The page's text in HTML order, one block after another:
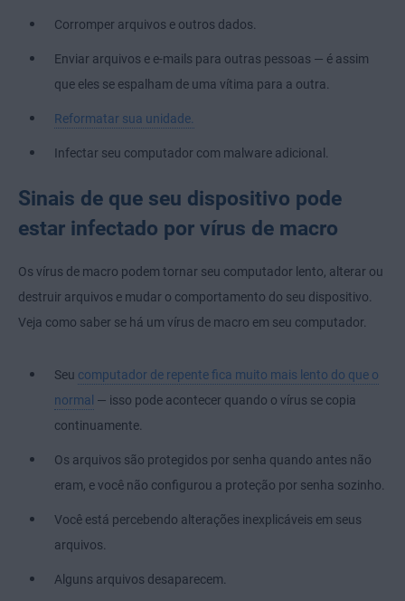
Corromper arquivos e outros dados.
Enviar arquivos e e-mails para outras pessoas — é assim
que eles se espalham de uma vítima para a outra.
Reformatar sua unidade.
Infectar seu computador com malware adicional.
Sinais de que seu dispositivo pode
estar infectado por vírus de macro
Os vírus de macro podem tornar seu computador lento, alterar ou
destruir arquivos e mudar o comportamento do seu dispositivo.
Veja como saber se há um vírus de macro em seu computador.
Seu computador de repente fica muito mais lento do que o
normal — isso pode acontecer quando o vírus se copia
continuamente.
Os arquivos são protegidos por senha quando antes não
eram, e você não configurou a proteção por senha sozinho.
Você está percebendo alterações inexplicáveis em seus
arquivos.
Alguns arquivos desaparecem.